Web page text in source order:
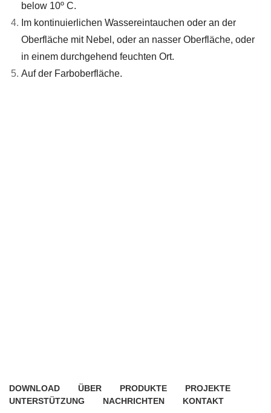
below 10º C.
Im kontinuierlichen Wassereintauchen oder an der
Oberfläche mit Nebel, oder an nasser Oberfläche, oder
in einem durchgehend feuchten Ort.
Auf der Farboberfläche.
DOWNLOAD ÜBER PRODUKTE
PROJEKTE
UNTERSTÜTZUNG
NACHRICHTEN KONTAKT